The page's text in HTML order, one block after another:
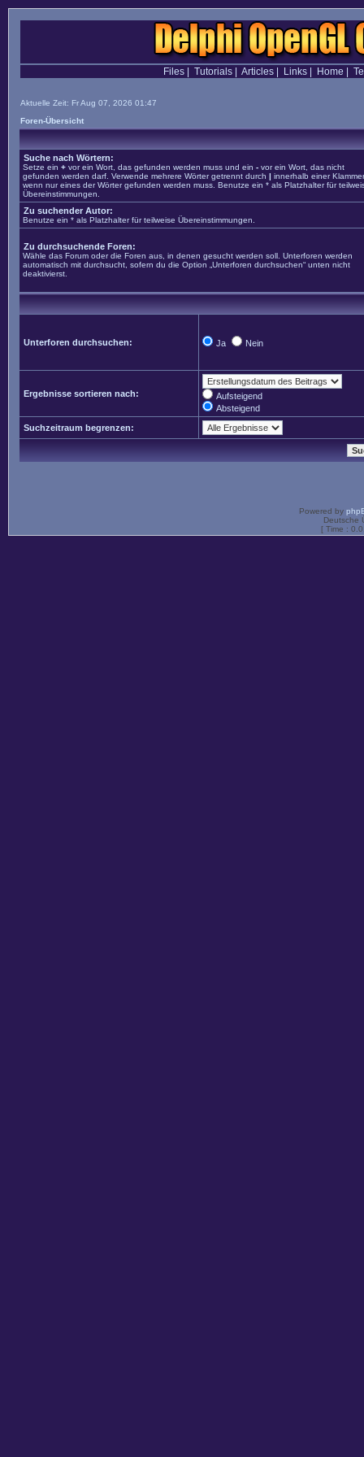
Files| Tutorials| Articles| Links| Home
Aktuelle Zeit: Fr Aug 07, 2026 01:47
Foren-Übersicht
Suche nach Wörtern:
Setze ein + vor ein Wort, das gefunden werden muss und ein - vor ein Wort, das nicht
gefunden werden darf. Verwende mehrere Wörter getrennt durch | innerhalb einer
wenn nur eines der Wörter gefunden werden muss. Benutze ein * als Platzhalter für
Übereinstimmungen.
Zu suchender Autor:
Benutze ein * als Platzhalter für teilweise Übereinstimmungen.
Zu durchsuchende Foren:
Wähle das Forum oder die Foren aus, in denen gesucht werden soll. Unterforen werden
automatisch mit durchsucht, sofern du die Option „Unterforen durchsuchen“ unten nicht
deaktivierst.
Unterforen durchsuchen: Ja Nein
Ergebnisse sortieren nach:
Aufsteigend
Absteigend
Suchzeitraum begrenzen:
Powered by
Deutsche
[ Time :